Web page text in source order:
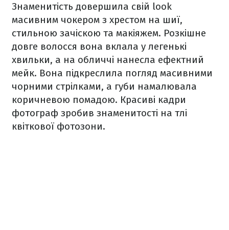
Знаменитість довершила свій look
масивним чокером з хрестом на шиї,
стильною зачіскою та макіяжем. Розкішне
довге волосся вона вклала у легенькі
хвильки, а на обличчі нанесла ефектний
мейк. Вона підкреслила погляд масивними
чорними стрілками, а губи намалювала
коричневою помадою. Красиві кадри
фотограф зробив знаменитості на тлі
квіткової фотозони.